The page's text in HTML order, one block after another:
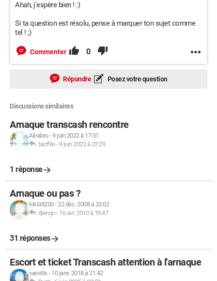
Ahah, j'espère bien ! :)
Si ta question est résolu, pense à marquer ton sujet comme
tel ! ;)
Commenter 0
Répondre Posez votre question
Discussions similaires
Arnaque transcash rencontre
Alnabru-9 juin 2022 à 17:31
bazfile-9 juin 2022 à 22:29
1 réponse
Arnaque ou pas ?
kiki38200-22 déc. 2008 à 23:02
djengo- 16 avr. 2010 à 19:47
31 réponses
Escort et ticket Transcash attention à l'arnaque
vanstls - 10 janv. 2018 à 21:42